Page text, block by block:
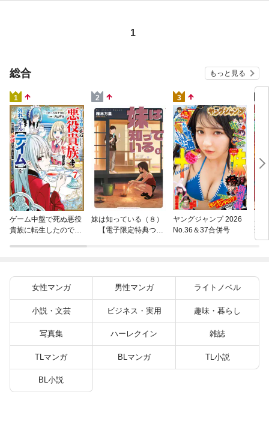
1
総合 もっと見る
1
ゲーム中盤で死ぬ悪役
貴族に転生したので、
2
妹は知っている（８）
【電子限定特典つ
3
ヤングジャンプ 2026
No.36＆37合併号
聖
り
女性マンガ 男性マンガ ライトノベル
小説・文芸 ビジネス・実用 趣味・暮らし
写真集 ハーレクイン 雑誌
TLマンガ BLマンガ TL小説
BL小説